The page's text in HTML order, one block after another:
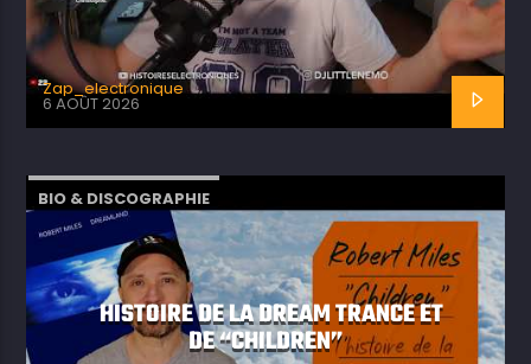
Zap_electronique
6 AOÛT 2026
BIO & DISCOGRAPHIE
HISTOIRE DE LA DREAM TRANCE ET
DE “CHILDREN”